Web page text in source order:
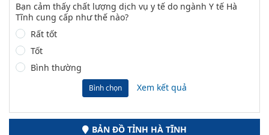
Bạn cảm thấy chất lượng dịch vụ y tế do ngành Y tế Hà
Tĩnh cung cấp như thế nào?
Rất tốt
Tốt
Bình thường
Bình chọn Xem kết quả
BẢN ĐỒ TỈNH HÀ TĨNH